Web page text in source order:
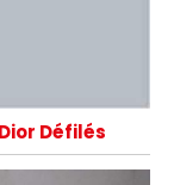
Défilés